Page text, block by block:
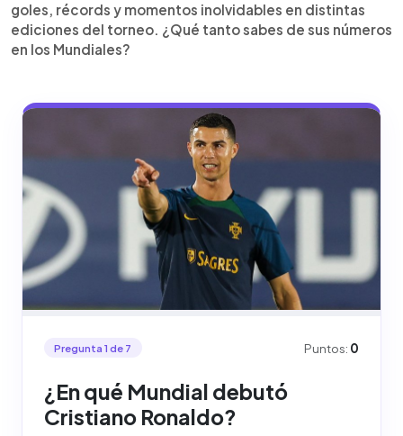
goles, récords y momentos inolvidables en distintas
ediciones del torneo. ¿Qué tanto sabes de sus números
en los Mundiales?
Pregunta 1 de 7 Puntos: 0
¿En qué Mundial debutó
Cristiano Ronaldo?